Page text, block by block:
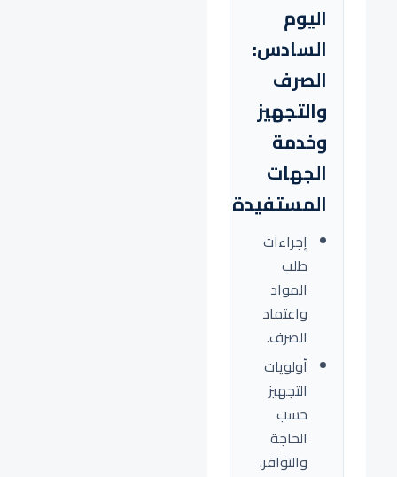
اليوم
السادس:
الصرف
والتجهيز
وخدمة
الجهات
المستفيدة
إجراءات
طلب
المواد
واعتماد
الصرف.
أولويات
التجهيز
حسب
الحاجة
والتوافر.